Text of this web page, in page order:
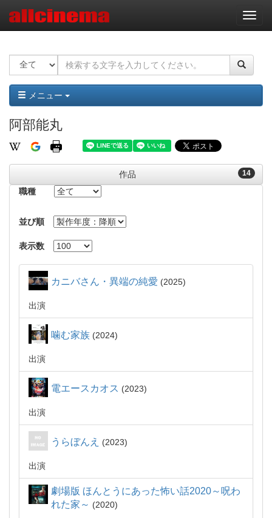
ナ
ビ
ー
ョ
ン
メニュー
阿部能丸
14
作品
職種
並び順
表示数
カニバさん・異端の純愛 2025
出演
噛む家族 2024
出演
電エースカオス 2023
出演
うらぼんえ 2023
出演
劇場版 ほんとうにあった怖い話2020～呪わ
れた家～
2020